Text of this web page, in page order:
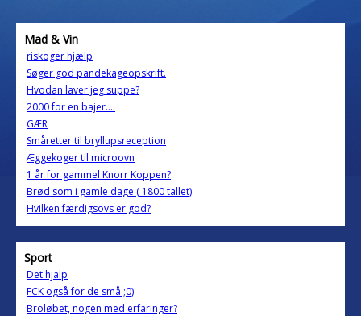
Mad & Vin
riskoger hjælp
Søger god pandekageopskrift.
Hvodan laver jeg suppe?
2000 for en bajer....
GÆR
Småretter til bryllupsreception
Æggekoger til microovn
1 år for gammel Knorr Koppen?
Brød som i gamle dage ( 1800 tallet)
Hvilken færdigsovs er god?
Sport
Det hjalp
FCK også for de små ;0)
Broløbet, nogen med erfaringer?